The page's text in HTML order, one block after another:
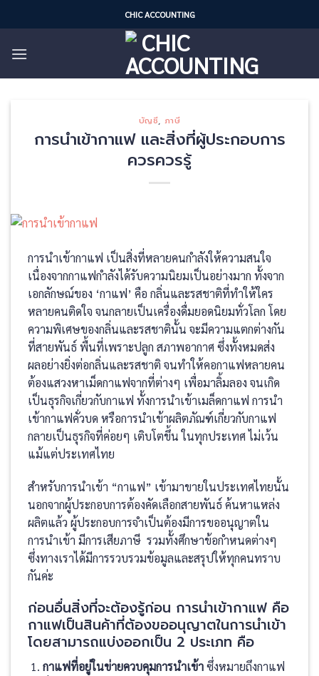
to
CHIC ACCOUNTING
บัญชี, ภาษี
การนำเข้ากาแฟ และสิ่งที่ผู้ประกอบการ
ควรควรรู้
การนำเข้ากาแฟ เป็นสิ่งที่หลายคนกำลังให้ความสนใจ
เนื่องจากกาแฟกำลังได้รับความนิยมเป็นอย่างมาก ทั้งจาก
เอกลักษณ์ของ ‘กาแฟ’ คือ กลิ่นและรสชาติที่ทำให้ใคร
หลายคนติดใจ จนกลายเป็นเครื่องดื่มยอดนิยมทั่วโลก โดย
ความพิเศษของกลิ่นและรสชาตินั้น จะมีความแตกต่างกัน
ที่สายพันธ์ พื้นที่เพราะปลูก สภาพอากาศ ซึ่งทั้งหมดส่ง
ผลอย่างยิ่งต่อกลิ่นและรสชาติ จนทำให้คอกาแฟหลายคน
ต้องแสวงหาเม็ดกาแฟจากที่ต่างๆ เพื่อมาลิ้มลอง จนเกิด
เป็นธุรกิจเกี่ยวกับกาแฟ ทั้งการนำเข้าเมล็ดกาแฟ การนำ
เข้ากาแฟคั่วบด หรือการนำเข้าผลิตภัณฑ์เกี่ยวกับกาแฟ
กลายเป็นธุรกิจที่ค่อยๆ เติบโตขึ้น ในทุกประเทศ ไม่เว้น
แม้แต่ประเทศไทย
สำหรับการนำเข้า “กาแฟ” เข้ามาขายในประเทศไทยนั้น
นอกจากผู้ประกอบการต้องคัดเลือกสายพันธ์ ค้นหาแหล่ง
ผลิตแล้ว ผู้ประกอบการจำเป็นต้องมีการขออนุญาตใน
การนำเข้า มีการเสียภาษี รวมทั้งศึกษาข้อกำหนดต่างๆ
ซึ่งทางเราได้มีการรวบรวมข้อมูลและสรุปให้ทุกคนทราบ
กันค่ะ
ก่อนอื่นสิ่งที่จะต้องรู้ก่อน การนำเข้ากาแฟ คือ
กาแฟเป็นสินค้าที่ต้องขออนุญาตในการนำเข้า
โดยสามารถแบ่งออกเป็น 2 ประเภท คือ
กาแฟที่อยู่ในข่ายควบคุมการนำเข้าซึ่งหมายถึงกาแฟ